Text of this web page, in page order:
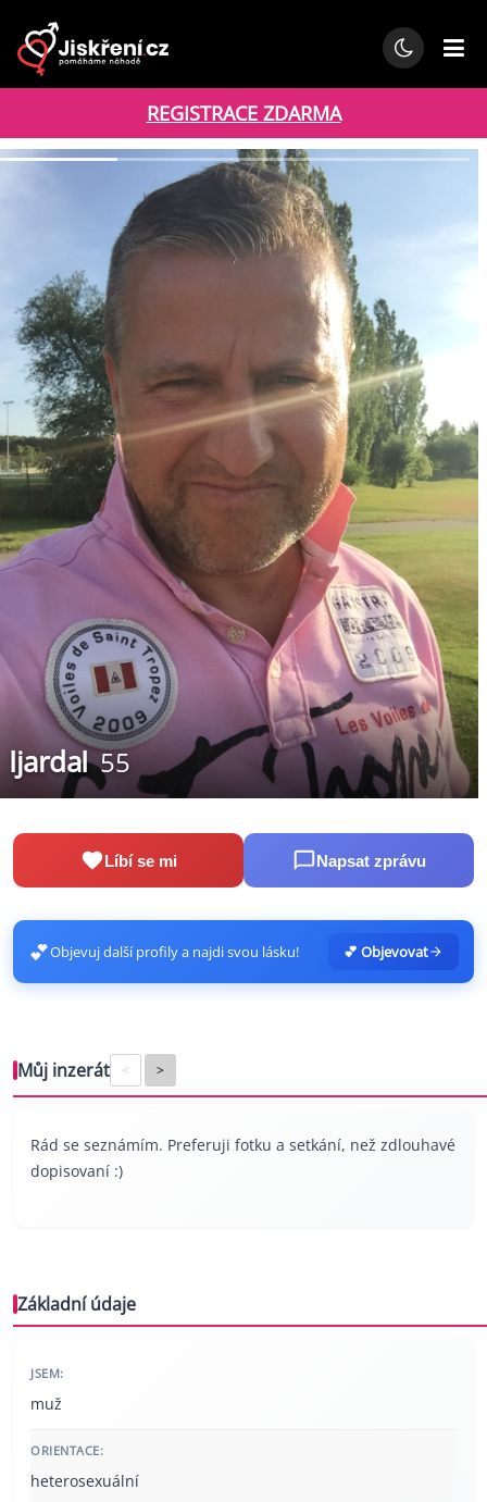
REGISTRACE ZDARMA
IjardaI 55
Líbí se mi Napsat zprávu
💕Objevuj další profily a najdi svou lásku! 💕 Objevovat
Můj inzerát < >
Rád se seznámím. Preferuji fotku a setkání, než zdlouhavé
dopisovaní :)
Základní údaje
JSEM:
muž
ORIENTACE:
heterosexuální